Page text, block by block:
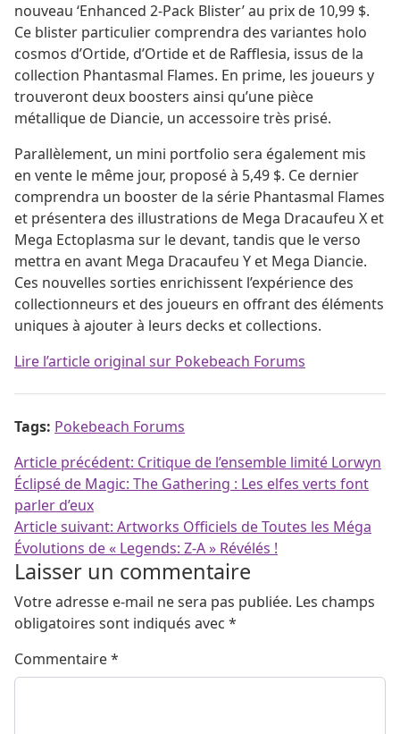
nouveau ‘Enhanced 2-Pack Blister’ au prix de 10,99 $.
Ce blister particulier comprendra des variantes holo
cosmos d’Ortide, d’Ortide et de Rafflesia, issus de la
collection Phantasmal Flames. En prime, les joueurs y
trouveront deux boosters ainsi qu’une pièce
métallique de Diancie, un accessoire très prisé.
Parallèlement, un mini portfolio sera également mis
en vente le même jour, proposé à 5,49 $. Ce dernier
comprendra un booster de la série Phantasmal Flames
et présentera des illustrations de Mega Dracaufeu X et
Mega Ectoplasma sur le devant, tandis que le verso
mettra en avant Mega Dracaufeu Y et Mega Diancie.
Ces nouvelles sorties enrichissent l’expérience des
collectionneurs et des joueurs en offrant des éléments
uniques à ajouter à leurs decks et collections.
Lire l’article original sur Pokebeach Forums
Tags: Pokebeach Forums
Navigation de l’article
Article précédent: Critique de l’ensemble limité Lorwyn
Éclipsé de Magic: The Gathering : Les elfes verts font
parler d’eux
Article suivant: Artworks Officiels de Toutes les Méga
Évolutions de « Legends: Z-A » Révélés !
Laisser un commentaire
Votre adresse e-mail ne sera pas publiée. Les champs
obligatoires sont indiqués avec *
Commentaire*